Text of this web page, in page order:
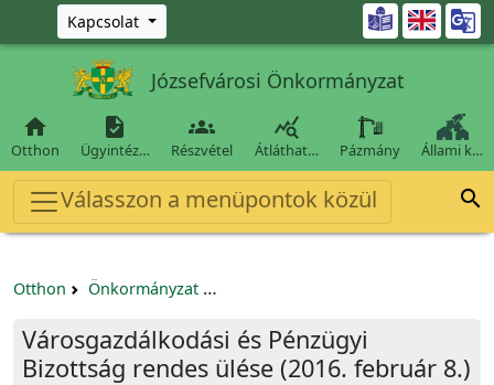
Ugrás a fő tartalomra
Kapcsolat 
Józsefvárosi Önkormányzat

Otthon

Ügyintéz…

Részvétel

Átláthat… Pázmány Állami k…
Válasszon a menüpontok közül 
Otthon Önkormányzat
Városgazdálkodási és Pénzügyi
Bizottság rendes ülése (2016. február 8.)